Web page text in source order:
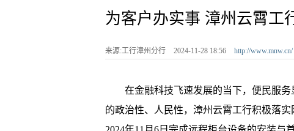
为客户办实事 漳州云霄工
来源:工行漳州分行 2024-11-28 18:56 http://www.mnw.cn/
在金融科技飞速发展的当下，便民服务
的政治性、人民性，漳州云霄工行积极落